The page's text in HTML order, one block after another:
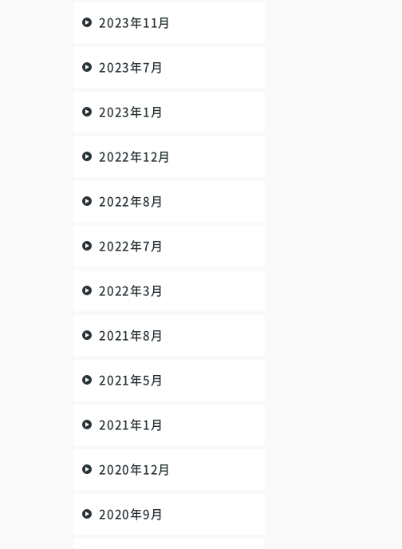
2023年11月
2023年7月
2023年1月
2022年12月
2022年8月
2022年7月
2022年3月
2021年8月
2021年5月
2021年1月
2020年12月
2020年9月